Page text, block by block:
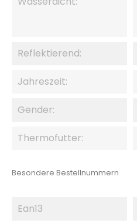
Reflektierend:
Jahreszeit:
Gender:
Thermofutter:
Besondere Bestellnummern
Ean13